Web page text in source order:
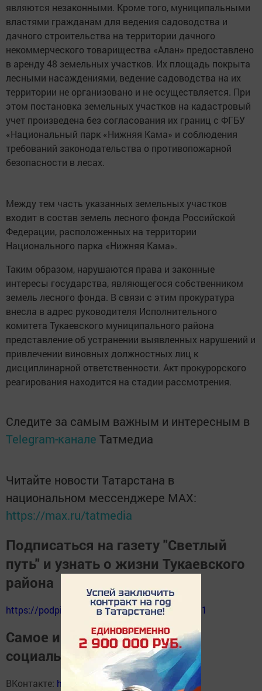
являются незаконными. Кроме того, муниципальными
властями гражданам для ведения садоводства и
дачного строительства на территории дачного
некоммерческого товарищества «Алан» предоставлено
в аренду 48 земельных участков. Их площадь покрыта
лесными насаждениями, ведение садоводства на их
территории не организовано и не осуществляется. При
этом постановка земельных участков на кадастровый
учет произведена без согласования их границ с ФГБУ
«Национальный парк «Нижняя Кама» и соблюдения
требований законодательства о противопожарной
безопасности в лесах.
Между тем часть указанных земельных участков
входит в состав земель лесного фонда Российской
Федерации, расположенных на территории
Национального парка «Нижняя Кама».
Таким образом, нарушаются права и законные
интересы государства, являющегося собственником
земель лесного фонда. В связи с этим прокуратура
внесла в адрес руководителя Исполнительного
комитета Тукаевского муниципального района
представление об устранении выявленных нарушений и
привлечении виновных должностных лиц к
дисциплинарной ответственности. Акт прокурорского
реагирования находится на стадии рассмотрения.
Следите за самым важным и интересным в
Telegram-канале Татмедиа
Читайте новости Татарстана в
национальном мессенджере MАХ:
https://max.ru/tatmedia
Подписаться на газету "Светлый
путь" и узнать о жизни Тукаевского
района
https://podpiska.pochta.ru/press/%D0%9F9511
Самое интересное в наших
социальных сетях
ВКонтакте: https://vk.com/svetliput